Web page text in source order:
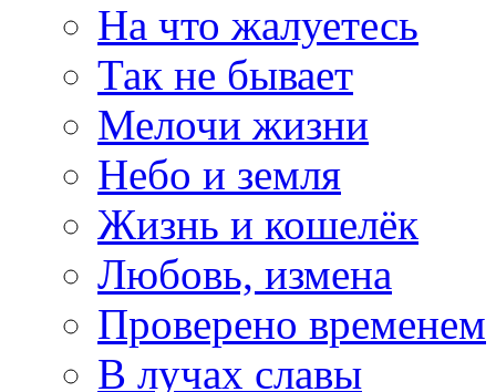
На что жалуетесь
Так не бывает
Мелочи жизни
Небо и земля
Жизнь и кошелёк
Любовь, измена
Проверено временем
В лучах славы